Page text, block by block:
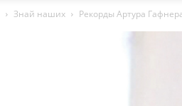
Знай наших Рекорды Артура